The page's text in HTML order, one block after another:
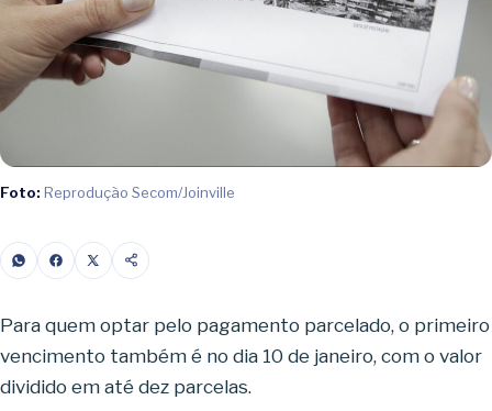
Foto: Reprodução Secom/Joinville
Para quem optar pelo pagamento parcelado, o primeiro
vencimento também é no dia 10 de janeiro, com o valor
dividido em até dez parcelas.